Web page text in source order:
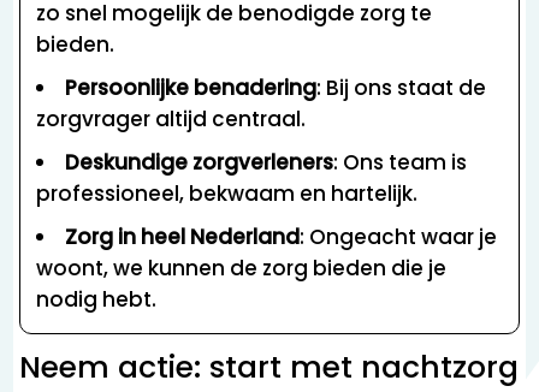
zo snel mogelijk de benodigde zorg te
bieden.
Persoonlijke benadering: Bij ons staat de
zorgvrager altijd centraal.
Deskundige zorgverleners: Ons team is
professioneel, bekwaam en hartelijk.
Zorg in heel Nederland: Ongeacht waar je
woont, we kunnen de zorg bieden die je
nodig hebt.
Neem actie: start met nachtzorg